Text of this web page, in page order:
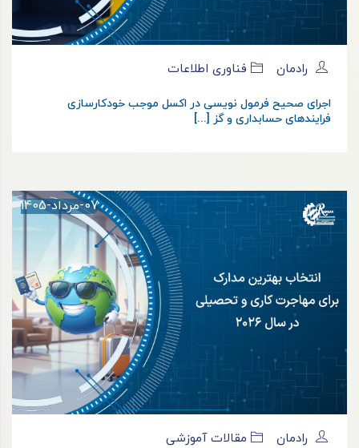
رادمان فناوری اطلاعات
اجرای صحیح فرمول نویسی در اکسل موجب خودکارسازی
فرایندهای حسابداری و گز [...]
07-مرداد-1405
رادمان مقالات آموزشی